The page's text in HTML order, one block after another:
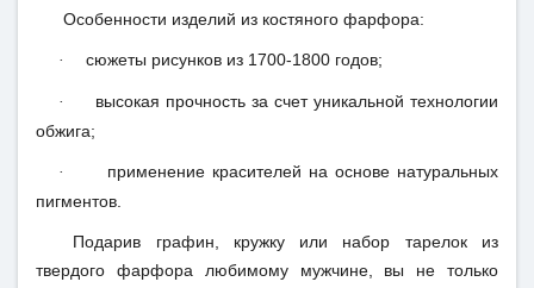
Особенности изделий из костяного фарфора:
· сюжеты рисунков из 1700-1800 годов;
·
высокая прочность за счет уникальной технологии
обжига;
·
применение красителей на основе натуральных
пигментов.
Подарив графин, кружку или набор тарелок из
твердого фарфора любимому мужчине, вы не только